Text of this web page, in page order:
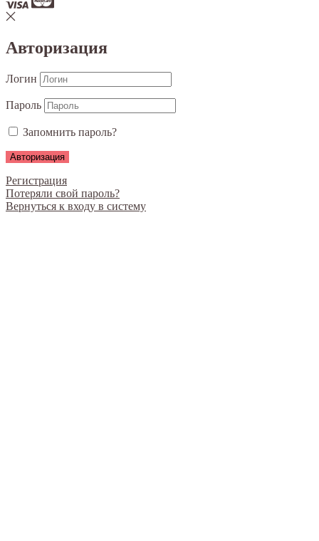
Авторизация
Логин
Пароль
Запомнить пароль?
Регистрация
Потеряли свой пароль?
Вернуться к входу в систему